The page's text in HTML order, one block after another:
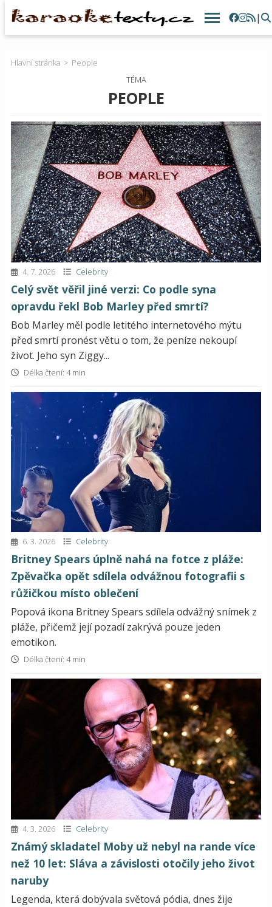
|
Hlavní stránka
People
TÉMA
PEOPLE
4. 7. 2026 Celebrity
Celý svět věřil jiné verzi: Co podle syna
opravdu řekl Bob Marley před smrtí?
Bob Marley měl podle letitého internetového mýtu
před smrtí pronést větu o tom, že peníze nekoupí
život. Jeho syn Ziggy...
Délka čtení: 4 min
6. 3. 2026 Celebrity
Britney Spears úplně nahá na fotce z pláže:
Zpěvačka opět sdílela odvážnou fotografii s
růžičkou místo oblečení
Popová ikona Britney Spears sdílela odvážný snímek z
pláže, přičemž její pozadí zakrývá pouze jeden
emotikon.
Délka čtení: 4 min
4. 3. 2026 Celebrity
Známý skladatel Moby už nebyl na rande více
než 10 let: Sláva a závislosti otočily jeho život
naruby
Legenda, která dobývala světová pódia, dnes žije